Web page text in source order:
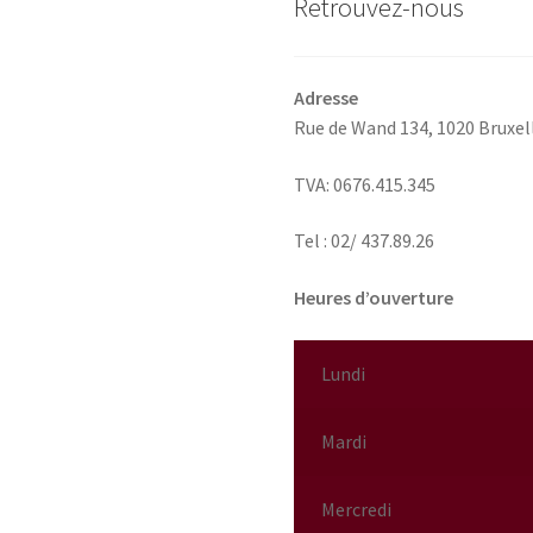
Retrouvez-nous
Adresse
Rue de Wand 134, 1020
TVA: 0676.415.345
Tel : 02/ 437.89.26
Heures d’ouverture
Lundi
Mardi
Mercredi